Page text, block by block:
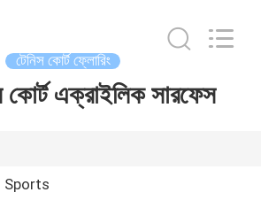
টেনিস কোর্ট ফ্লোরিং
কোর্ট এক্রাইলিক সারফেস
Sports